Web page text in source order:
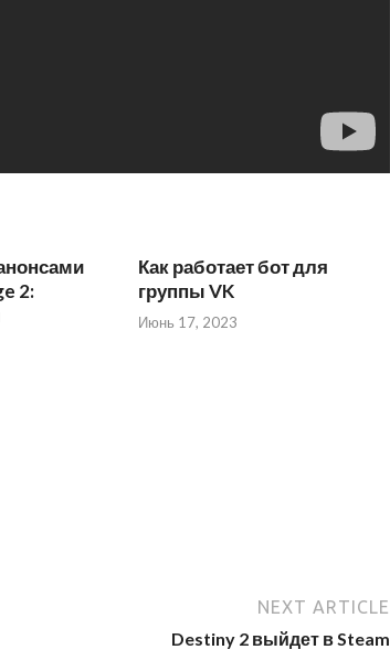
2:
Как работает бот для
группы VK
Июнь 17, 2023
NEXT ARTICLE
Destiny 2 выйдет в Steam